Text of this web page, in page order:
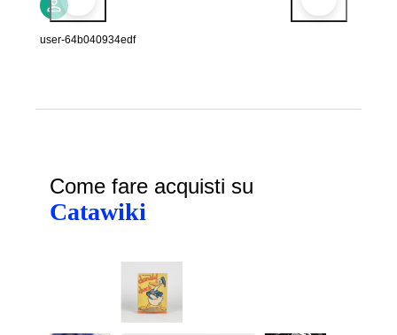
user-64b040934edf
Come fare acquisti su
Catawiki